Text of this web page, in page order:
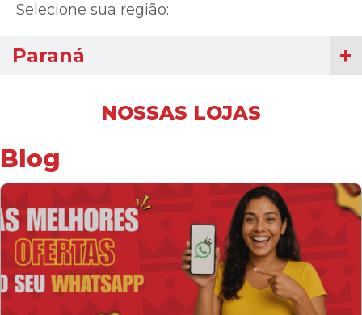
Selecione sua região:
Paraná
NOSSAS LOJAS
Blog